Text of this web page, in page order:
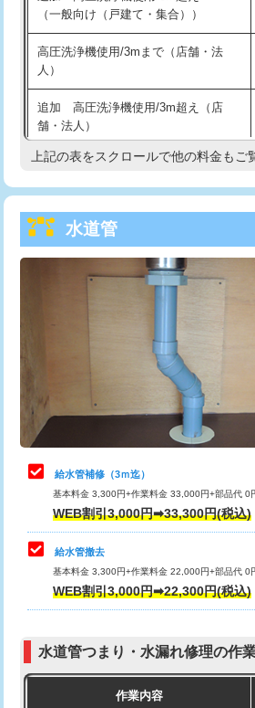
め込み）)
給水管工事※（土の掘削・埋め戻し作
業)
給水管工事※（塩ビ管（VP・HI）使
用/3ｍまで)
給水管工事※（塩ビ管（VP・HI）使
給水管工事※（ライニング鋼管・銅
管・ポリ管・HT管使用/3ｍまで)
給水管工事※（ライニング鋼管・銅
管・ポリ管・HT管使用/3ｍ超え)
排水管工事（土の掘削・埋め戻し作
排水管工事（排水管工事/3ｍまで）
排水管工事（追加 排水管工事/3ｍ超
マス交換（土の掘削・埋め戻し作業）
マス交換（深さ50㎝未満）
マス交換（深さ50㎝以上）
コンクリート斫り（厚さ10㎝まで）
（一般向け（戸建て・集合））
高圧洗浄機使用/3mまで（店舗・法
人）
追加 高圧洗浄機使用/3m超え（店
舗・法人）
高度高圧洗浄換
トーラー機使用/3mまで
追加トーラー機使用/3m超え
止水・漏水調査・防水処理・清掃・修
理・調整・分解・加工など（軽作業）
止水・漏水調査・防水処理・清掃・修
理・調整・分解・加工など（中作業）
止水・漏水調査・防水処理・清掃・修
理・調整・分解・加工など（重作業）
その他部品の脱着
交換・取付（タンク）
式）)
式・ワンホール）)
上記の表をスクロールで他の料金もご
水道管
給水管補修（3ｍ迄）
基本料金 3,300円+作業料金 33,000円+部品代 0
WEB割引3,000円➡33,300円(税込)
給水管撤去
基本料金 3,300円+作業料金 22,000円+部品代 0
WEB割引3,000円➡22,300円(税込)
水道管つまり・水漏れ修理の作
作業内容